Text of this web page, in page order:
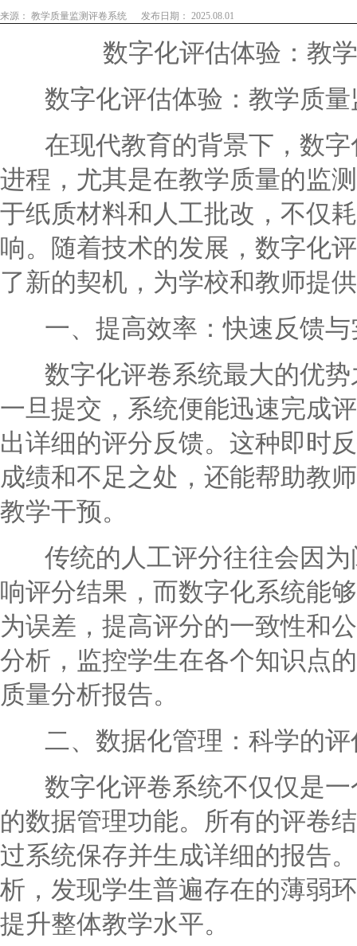
来源： 教学质量监测评卷系统 发布日期： 2025.08.01
数字化评估体验：教
数字化评估体验：教学质量
在现代教育的背景下，数字
进程，尤其是在教学质量的监
于纸质材料和人工批改，不仅
响。随着技术的发展，数字化
了新的契机，为学校和教师提
一、提高效率：快速反馈与
数字化评卷系统最大的优势
一旦提交，系统便能迅速完成
出详细的评分反馈。这种即时
成绩和不足之处，还能帮助教
教学干预。
传统的人工评分往往会因为
响评分结果，而数字化系统能
为误差，提高评分的一致性和
分析，监控学生在各个知识点
质量分析报告。
二、数据化管理：科学的评
数字化评卷系统不仅仅是一
的数据管理功能。所有的评卷
过系统保存并生成详细的报告
析，发现学生普遍存在的薄弱
提升整体教学水平。